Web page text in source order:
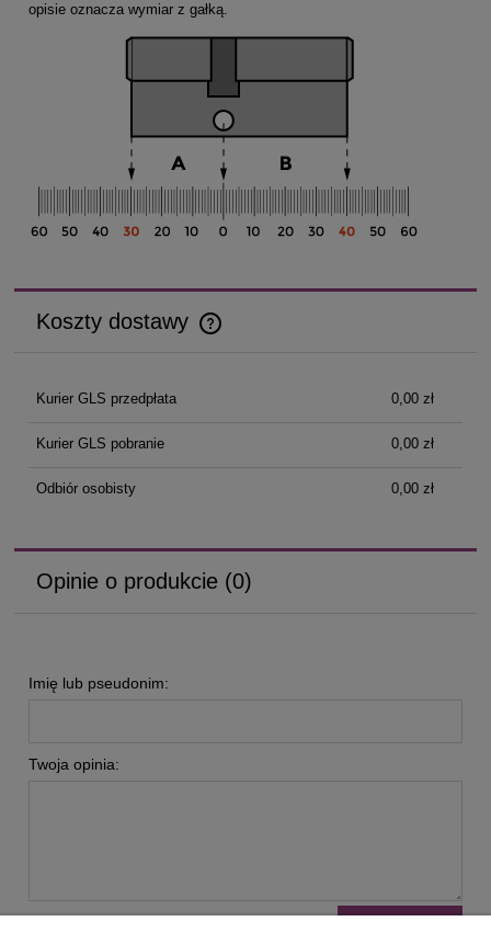
opisie oznacza wymiar z gałką.
Koszty dostawy
Cena nie zawiera ewentualnych kosztów płatności
Kurier GLS przedpłata 0,00 zł
Kurier GLS pobranie 0,00 zł
Odbiór osobisty 0,00 zł
Opinie o produkcie (0)
Imię lub pseudonim:
Twoja opinia: